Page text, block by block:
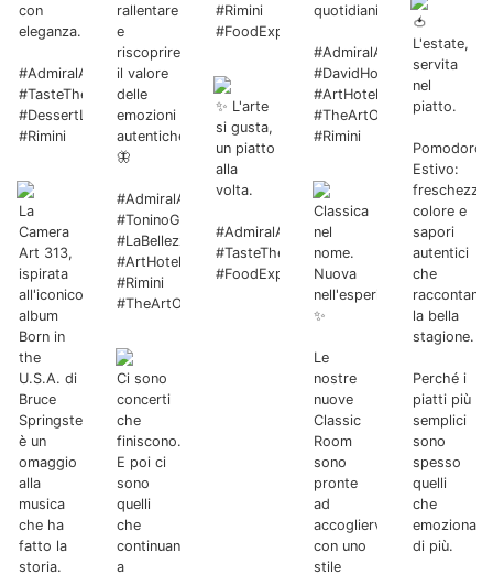
con
eleganza.
#AdmiralArtHotel
#TasteTheArt
#DessertLovers
#Rimini
La
Camera
Art 313,
ispirata
all'iconico
album
Born in
the
U.S.A. di
Bruce
Springsteen,
è un
omaggio
alla
musica
che ha
fatto la
storia.
rallentare
e
riscoprire
il valore
delle
emozioni
autentiche.
🦋
#AdmiralArtHotel
#ToninoGuerra
#LaBellezza
#ArtHotel
#Rimini
#TheArtOfHospitality
Ci sono
concerti
che
finiscono.
E poi ci
sono
quelli
che
continuano
a
#Rimini
#FoodExperience
✨ L'arte
si gusta,
un piatto
alla
volta.
#AdmiralArtHotel
#TasteTheArt
#FoodExperience
quotidianità.
#AdmiralArtHotel
#DavidHockney
#ArtHotel
#TheArtOfHospitality
#Rimini
Classica
nel
nome.
Nuova
nell'esperienza.
✨
Le
nostre
nuove
Classic
Room
sono
pronte
ad
accogliervi
con uno
stile
🍅
L'estate,
servita
nel
piatto.
Pomodoro
Estivo:
freschezza,
colore e
sapori
autentici
che
raccontano
la bella
stagione.
Perché i
piatti più
semplici
sono
spesso
quelli
che
emozionano
di più.